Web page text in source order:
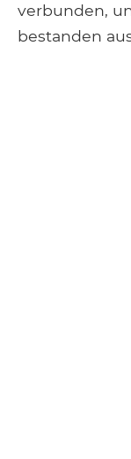
verbunden,
bestanden